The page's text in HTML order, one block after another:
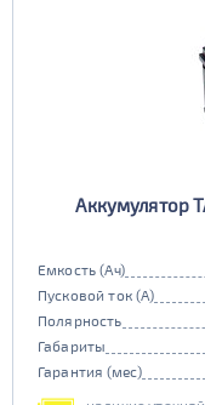
Аккумулятор
Емкость (Ач)
Пусковой ток (А)
Полярность
Габариты
Гарантия (мес)